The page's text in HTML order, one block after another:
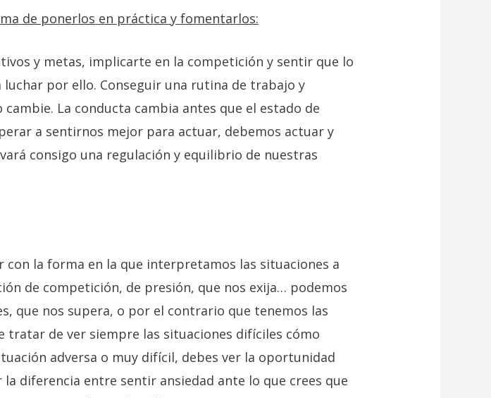
de ponerlos en práctica y fomentarlos:
y metas, implicarte en la competición y sentir que lo
por ello. Conseguir una rutina de trabajo y
La conducta cambia antes que el estado de
a sentirnos mejor para actuar, debemos actuar y
consigo una regulación y equilibrio de nuestras
con la forma en la que interpretamos las situaciones a
de competición, de presión, que nos exija… podemos
que nos supera, o por el contrario que tenemos las
tratar de ver siempre las situaciones difíciles cómo
adversa o muy difícil, debes ver la oportunidad
diferencia entre sentir ansiedad ante lo que crees que